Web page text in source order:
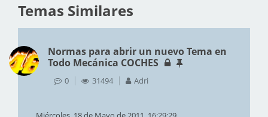
Temas Similares
Normas para abrir un nuevo Tema en
Todo Mecánica COCHES
0 31494 Adri